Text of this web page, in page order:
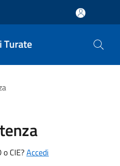
Turate
CIE?Accedi